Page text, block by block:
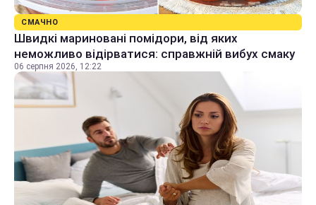
СМАЧНО
Швидкі мариновані помідори, від яких
неможливо відірватися: справжній вибух смаку
06 серпня 2026, 12:22